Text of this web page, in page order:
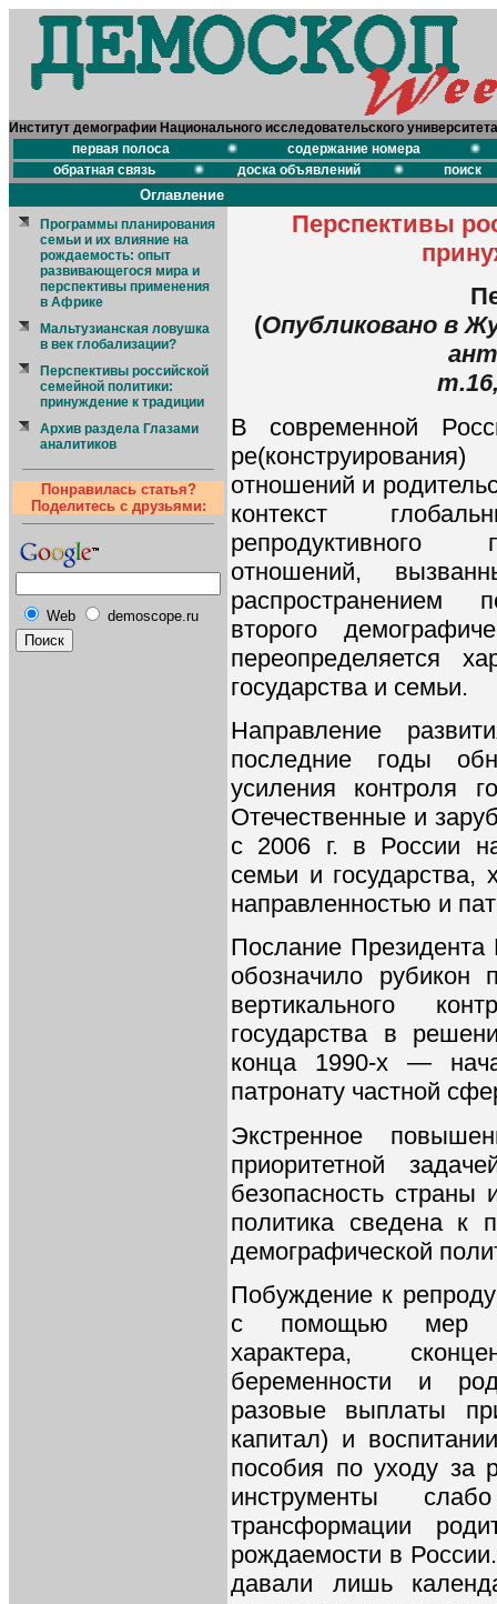
Институт демографии Национального исследовательского
первая полоса
содержание номера
обратная связь
доска объявлений поиск
Оглавление
Программы планирования
семьи и их влияние на
рождаемость: опыт
развивающегося мира и
перспективы применения
в Африке
Мальтузианская ловушка
в век глобализации?
Перспективы российской
семейной политики:
принуждение к традиции
Архив раздела Глазами
аналитиков
Понравилась статья?
Поделитесь с друзьями:
Web demoscope.ru
Перспективы
(Опубликовано в
В современной
отношений и
контекст
репродуктивного
отношений,
распространением
второго
переопределяется
государства и семьи.
Направление
последние годы
усиления контроля
Отечественные и
с 2006 г. в России
семьи и государства,
направленностью и
Послание
обозначило рубикон
вертикального
государства в
конца 1990-х —
патронату частной
Экстренное
приоритетной
безопасность
политика сведена к
демографической
Побуждение к
с помощью мер
характера,
беременности и
разовые выплаты
капитал) и
пособия по уходу за
инструменты
трансформации
рождаемости в
давали лишь